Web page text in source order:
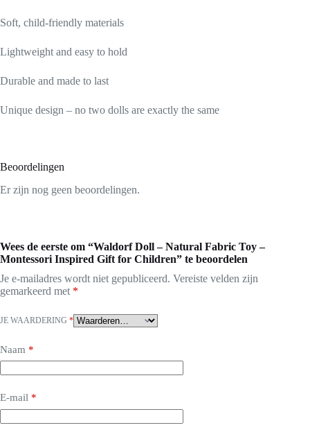
Soft, child-friendly materials
Lightweight and easy to hold
Durable and made to last
Unique design – no two dolls are exactly the same
Beoordelingen
Er zijn nog geen beoordelingen.
Wees de eerste om “Waldorf Doll – Natural Fabric Toy –
Montessori Inspired Gift for Children” te beoordelen
Je e-mailadres wordt niet gepubliceerd. Vereiste velden zijn
gemarkeerd met *
JE WAARDERING *
Naam *
E-mail *